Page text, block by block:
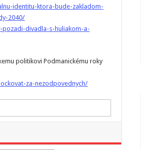
identitu-ktora-bude-zakladom-
2040/
divadla-s-huliakom-a-
politikovi Podmanickému roky
za-nezodpovednych/